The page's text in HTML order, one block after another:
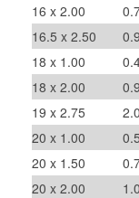
16 x 2.00
16.5 x 2.50
18 x 1.00
18 x 2.00
19 x 2.75
20 x 1.00
20 x 1.50
20 x 2.00